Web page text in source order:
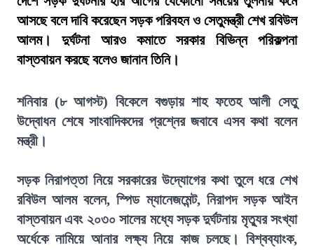
আসছে বলে দাবি করেছেন সড়ক পরিবহন ও সেতুমন্ত্রী শেখ রবিউল
আলম। দুর্ঘটনা আরও কমাতে সরকার বিভিন্ন পরিকল্পনা
বাস্তবায়ন করছে বলেও জানান তিনি।
শনিবার (৮ আগস্ট) বিকেলে বগুড়ায় শাহ ফতেহ আলী সেতু
উদ্বোধন শেষে সাংবাদিকদের প্রশ্নের জবাবে এসব কথা বলেন
মন্ত্রী।
সড়ক নিরাপত্তা নিয়ে সরকারের উদ্যোগের কথা তুলে ধরে শেখ
রবিউল আলম বলেন, স্পিড ম্যানেজমেন্ট, নিরাপদ সড়ক আইন
বাস্তবায়ন এবং ২০৩০ সালের মধ্যে সড়ক দুর্ঘটনায় মৃত্যুর সংখ্যা
অর্ধেকে নামিয়ে আনার লক্ষ্য নিয়ে কাজ চলছে। বিশ্বব্যাংক,